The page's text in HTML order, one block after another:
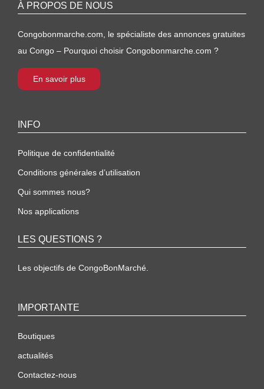
À PROPOS DE NOUS
Congobonmarche.com, le spécialiste des annonces gratuites
au Congo – Pourquoi choisir Congobonmarche.com ?
En savoir plus
INFO
Politique de confidentialité
Conditions générales d’utilisation
Qui sommes nous?
Nos applications
LES QUESTIONS ?
Les objectifs de CongoBonMarché.
IMPORTANTE
Boutiques
actualités
Contactez-nous